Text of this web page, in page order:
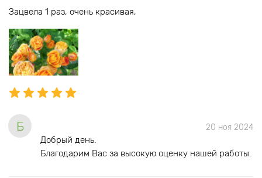
Зацвела 1 раз, очень красивая,
Б 20 ноя 2024
Добрый день.
Благодарим Вас за высокую оценку нашей работы.